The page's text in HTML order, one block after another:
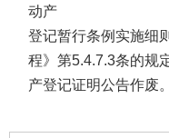
动产
登记暂行条例实施细
程》第5.4.7.3条的规
产登记证明公告作废。